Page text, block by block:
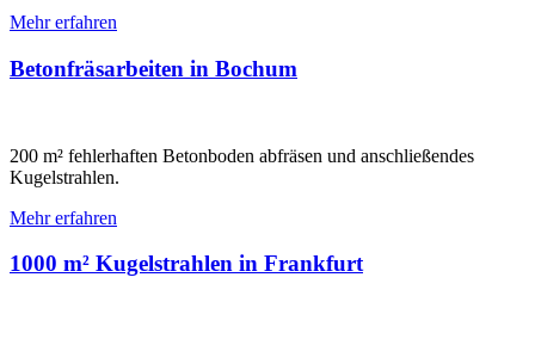
Mehr erfahren
Betonfräsarbeiten in Bochum
200 m² fehlerhaften Betonboden abfräsen und anschließendes
Kugelstrahlen.
Mehr erfahren
1000 m² Kugelstrahlen in Frankfurt